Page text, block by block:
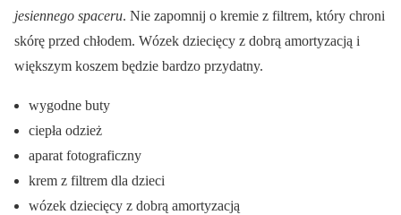
jesiennego spaceru. Nie zapomnij o kremie z filtrem, który chroni
skórę przed chłodem. Wózek dziecięcy z dobrą amortyzacją i
większym koszem będzie bardzo przydatny.
wygodne buty
ciepła odzież
aparat fotograficzny
krem z filtrem dla dzieci
wózek dziecięcy z dobrą amortyzacją